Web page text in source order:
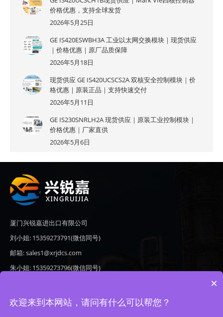
价格优惠，支持全球发货
2026年5月25日
GE IS420ESWBH3A 工业以太网交换模块｜现货供应
｜价格优惠｜原厂品质保障
2026年5月18日
现货供应 GE IS420UCSCS2A 双核安全控制模块｜价
格优惠｜原装正品｜支持快速交付
2026年5月11日
GE IS230SNRLH2A 现货供应｜原装工业控制模块｜
价格优惠｜厂家直供
2026年5月6日
厦门兴锐嘉进出口有限公司
刘小姐: 15359273791(微信同号)
邮箱: sales1@xrjdcs.com
朱小姐: 15359273796(微信同号)
地址: 厦门市翔安区新澳路510号海峡现代城A座6楼609
×
欢迎来到本网站，请问有什么可以帮您？